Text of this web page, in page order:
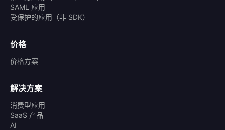
SAML 应用
受保护的应用（非 SDK）
价格
价格方案
解决方案
消费型应用
SaaS 产品
AI